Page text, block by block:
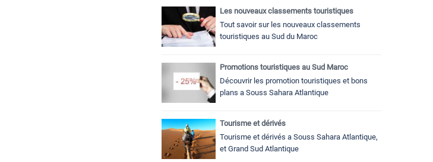
Les nouveaux classements touristiques
Tout savoir sur les nouveaux classements
touristiques au Sud du Maroc
Promotions touristiques au Sud Maroc
Découvrir les promotion touristiques et bons
plans a Souss Sahara Atlantique
Tourisme et dérivés
Tourisme et dérivés a Souss Sahara Atlantique,
et Grand Sud Atlantique